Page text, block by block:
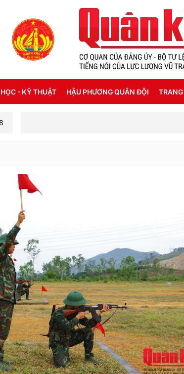
XƯA
RA ĐI
1911 -
NGÀY
VŨ TRANG
10/2020)
- KỸ THUẬT HẬU PHƯƠNG QUÂN ĐỘI